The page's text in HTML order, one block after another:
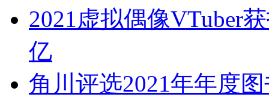
2021虚拟偶像VTuber
亿
角川评选2021年年度